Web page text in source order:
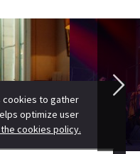
cookies to gather
optimize user
cookies policy.